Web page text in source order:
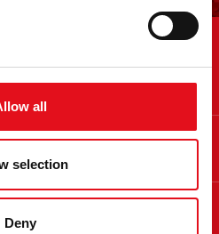
all
selection
Deny
febi